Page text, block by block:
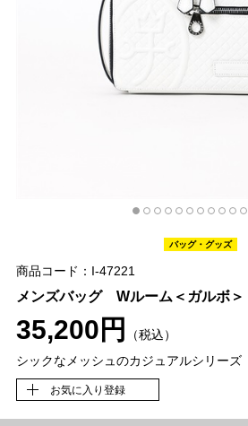
バッグ・グッズ
商品コード：I-47221
メンズバッグ Wルーム＜ガルボ＞
35,200円
（税込）
シックなメッシュのカジュアルシリーズ
お気に入り登録